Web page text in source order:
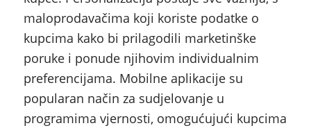
maloprodavačima koji koriste podatke o
kupcima kako bi prilagodili marketinške
poruke i ponude njihovim individualnim
preferencijama. Mobilne aplikacije su
popularan način za sudjelovanje u
programima vjernosti, omogućujući kupcima